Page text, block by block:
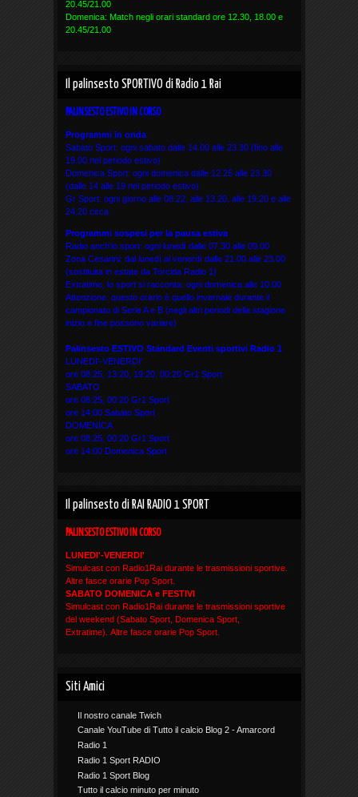
20.45/21.00
Domenica: Match negli orari standard ore 12.30, 18.00 e
20.45/21.00
Il palinsesto SPORTIVO di Radio 1 Rai
PALINSESTO ESTIVO IN CORSO
Programmi in onda
Sabato Sport: ogni sabato dalle 14.00 alle 23.30 (fino alle
19.00 nel periodo estivo)
Domenica Sport: ogni domenica dalle 12.25 alle 23.30
(dalle 14 alle 19 nel periodo estivo)
Gr Sport: ogni giorno alle 08.22, alle 13.20, alle 19.20 e alle
24.20 circa
Programmi sospesi per la pausa estiva
Radio anch'io sport: ogni lunedì dalle 07.30 alle 09.00
Zona Cesarini: dal lunedì al venerdì dalle 21.00 alle 23.00
(sostituita in estate da Torcida Radio 1)
Extratime, lo sport si racconta: ogni domenica alle 10.00
Attenzione: questo orario è quello invernale durante il
campionato di Serie A e B (negli altri periodi della stagione
inizio e fine possono variare)
Palinsesto ESTIVO Standard Eventi sportivi Radio 1
LUNEDI'-VENERDI'
ore 08:25, 13:20, 19:20, 00:20 Gr1 Sport
SABATO
ore 08:25, 00:20 Gr1 Sport
ore 14:00 Sabato Sport
DOMENICA
ore 08:25, 00:20 Gr1 Sport
ore 14:00 Domenica Sport
Il palinsesto di RAI RADIO 1 SPORT
PALINSESTO ESTIVO IN CORSO
LUNEDI'-VENERDI'
Simulcast con Radio1Rai durante le trasmissioni sportive.
Altre fasce orarie Pop Sport.
SABATO DOMENICA e FESTIVI
Simulcast con Radio1Rai durante le trasmissioni sportive
del weekend (Sabato Sport, Domenica Sport,
Extratime). Altre fasce orarie Pop Sport.
Siti Amici
Il nostro canale Twich
Canale YouTube di Tutto il calcio Blog 2 - Amarcord
Radio 1
Radio 1 Sport RADIO
Radio 1 Sport Blog
Tutto il calcio minuto per minuto